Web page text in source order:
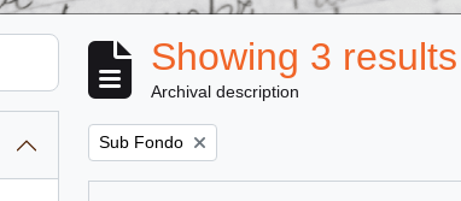
Showing 3 results
Archival description
Remove filter:
Sub Fondo